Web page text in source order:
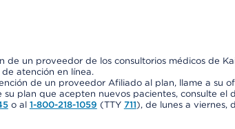
de un proveedor de los consultorios médicos de
atención en línea.
de un proveedor Afiliado al plan, llame a su
su plan que acepten nuevos pacientes, consulte el
o al 1-800-218-1059 (TTY 711), de lunes a viernes,